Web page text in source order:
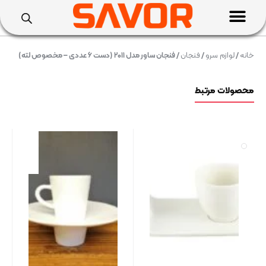
خانه/لوازم سرو/فنجان/ فنجان ساور مدل ۲۰۱۱ (دست ۶ عددی – مخصوص لته)
محصولات مرتبط